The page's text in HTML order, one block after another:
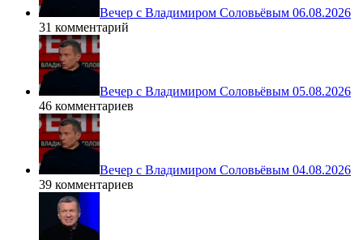
Вечер с Владимиром Соловьёвым 06.08.2026
31 комментарий
Вечер с Владимиром Соловьёвым 05.08.2026
46 комментариев
Вечер с Владимиром Соловьёвым 04.08.2026
39 комментариев